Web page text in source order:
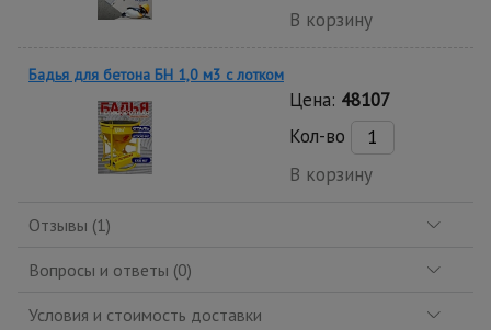
В корзину
Бадья для бетона БН 1,0 м3 c лотком
Цена: 48107
Кол-во
В корзину
Отзывы (1)
Вопросы и ответы (0)
Условия и стоимость доставки